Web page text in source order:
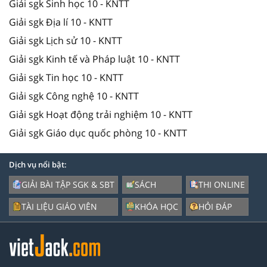
Giải sgk Sinh học 10 - KNTT
Giải sgk Địa lí 10 - KNTT
Giải sgk Lịch sử 10 - KNTT
Giải sgk Kinh tế và Pháp luật 10 - KNTT
Giải sgk Tin học 10 - KNTT
Giải sgk Công nghệ 10 - KNTT
Giải sgk Hoạt động trải nghiệm 10 - KNTT
Giải sgk Giáo dục quốc phòng 10 - KNTT
Dịch vụ nổi bật:
GIẢI BÀI TẬP SGK & SBT
TÀI LIỆU GIÁO VIÊN
SÁCH
KHÓA HỌC
THI ONLINE
HỎI ĐÁP